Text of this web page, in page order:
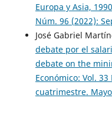
Europa y Asia,
Núm. 96 (2022):
José Gabriel
debate por el
debate on the
Económico: Vol.
cuatrimestre.